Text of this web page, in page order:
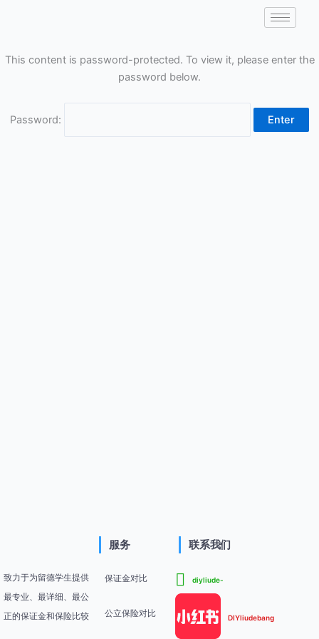
This content is password-protected. To view it, please enter the
password below.
Password:
致力于为留德学生提供
最专业、最详细、最公
正的保证金和保险比较
服务
保证金对比
公立保险对比
联系我们
diyliude-
DIYliudebang